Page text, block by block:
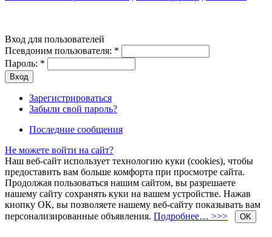
Вход для пользователей
Псевдоним пользователя: *
Пароль: *
Зарегистрироваться
Забыли свой пароль?
Последние сообщения
Не можете войти на сайт?
Наш веб-сайт использует технологию куки (cookies), чтобы
предоставить вам больше комфорта при просмотре сайта.
Продолжая пользоваться нашим сайтом, вы разрешаете
нашему сайту сохранять куки на вашем устройстве. Нажав
кнопку ОК, вы позволяете нашему веб-сайту показывать вам
персонализированные объявления. Подробнее… >>> OK